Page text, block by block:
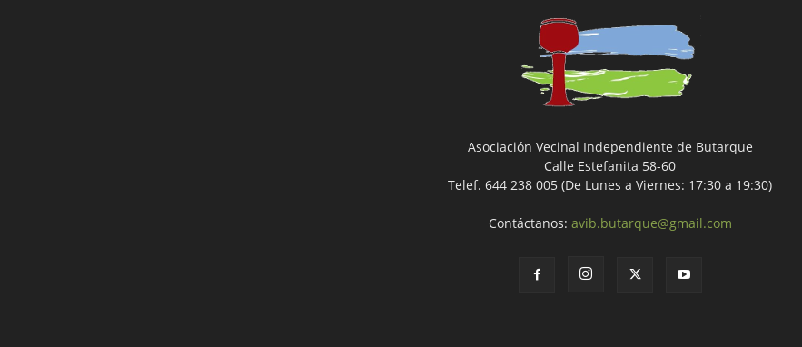
Asociación Vecinal Independiente de Butarque
Calle Estefanita 58-60
Telef. 644 238 005 (De Lunes a Viernes: 17:30 a 19:30)
Contáctanos: avib.butarque@gmail.com